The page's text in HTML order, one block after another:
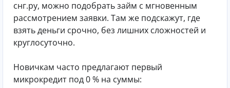
снг.ру, можно подобрать займ с мгновенным
рассмотрением заявки. Там же подскажут, где
взять деньги срочно, без лишних сложностей и
круглосуточно.
Новичкам часто предлагают первый
микрокредит под 0 % на суммы: